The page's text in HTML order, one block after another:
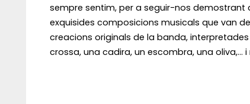
sempre sentim, per a seguir-nos demostrant
exquisides composicions musicals que van
creacions originals de la banda,
crossa, una cadira, un escombra, una oliva,...